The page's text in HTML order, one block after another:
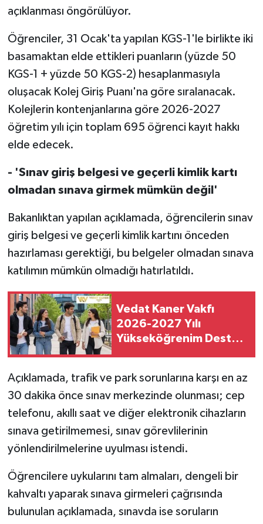
açıklanması öngörülüyor.
Öğrenciler, 31 Ocak'ta yapılan KGS-1'le birlikte iki
basamaktan elde ettikleri puanların (yüzde 50
KGS-1 + yüzde 50 KGS-2) hesaplanmasıyla
oluşacak Kolej Giriş Puanı'na göre sıralanacak.
Kolejlerin kontenjanlarına göre 2026-2027
öğretim yılı için toplam 695 öğrenci kayıt hakkı
elde edecek.
- 'Sınav giriş belgesi ve geçerli kimlik kartı
olmadan sınava girmek mümkün değil'
Bakanlıktan yapılan açıklamada, öğrencilerin sınav
giriş belgesi ve geçerli kimlik kartını önceden
hazırlaması gerektiği, bu belgeler olmadan sınava
katılımın mümkün olmadığı hatırlatıldı.
Vedat Kaner Vakfı
2026-2027 Yılı
Yükseköğrenim Destek
Açıklamada, trafik ve park sorunlarına karşı en az
30 dakika önce sınav merkezinde olunması; cep
telefonu, akıllı saat ve diğer elektronik cihazların
sınava getirilmemesi, sınav görevlilerinin
yönlendirilmelerine uyulması istendi.
Öğrencilere uykularını tam almaları, dengeli bir
kahvaltı yaparak sınava girmeleri çağrısında
bulunulan açıklamada, sınavda ise soruların